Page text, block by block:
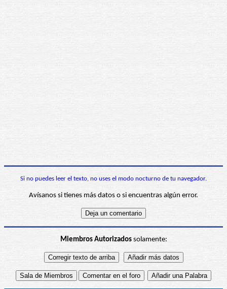
Si no puedes leer el texto, no uses el modo nocturno de tu navegador.
Avísanos si tienes más datos o si encuentras algún error.
Miembros Autorizadossolamente: